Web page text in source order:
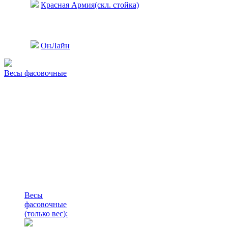
Красная Армия(скл. стойка)
ОнЛайн
Весы фасовочные
Весы
фасовочные
(только вес):